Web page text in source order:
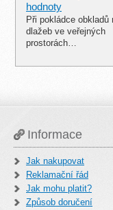
hodnoty
Při pokládce obkladů
dlažeb ve veřejných
prostorách…
Informace
Jak nakupovat
Reklamační řád
Jak mohu platit?
Způsob doručení